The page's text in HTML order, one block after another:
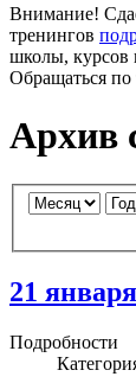
Внимание!
тренингов
школы, курсов
Обращаться по
Архив
21
Подробности